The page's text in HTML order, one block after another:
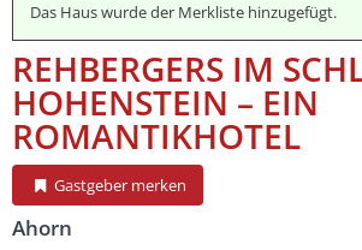
Das Haus wurde der Merkliste hinzugefügt.
REHBERGERS IM
HOHENSTEIN – EIN
ROMANTIKHOTEL
Gastgeber merken
Ahorn